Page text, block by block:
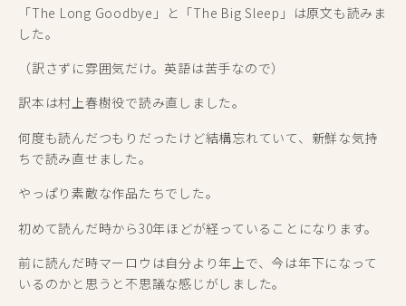
「The Long Goodbye」と「The Big Sleep」は原文も読みま
した。
（訳さずに雰囲気だけ。英語は苦手なので）
訳本は村上春樹役で読み直しました。
何度も読んだつもりだったけど結構忘れていて、新鮮な気持
ちで読み直せました。
やっぱり素敵な作品たちでした。
初めて読んだ時から30年ほどが経っていることになります。
前に読んだ時マーロウは自分より年上で、今は年下になって
いるのかと思うと不思議な感じがしました。